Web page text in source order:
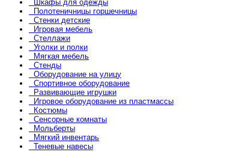
Шкафы для одежды
Полотеничницы горшечницы
Стенки детские
Игровая мебель
Стеллажи
Уголки и полки
Мягкая мебель
Стенды
Оборудование на улицу
Спортивное оборудование
Развивающие игрушки
Игровое оборудование из пластмассы
Костюмы
Сенсорные комнаты
Мольберты
Мягкий инвентарь
Теневые навесы